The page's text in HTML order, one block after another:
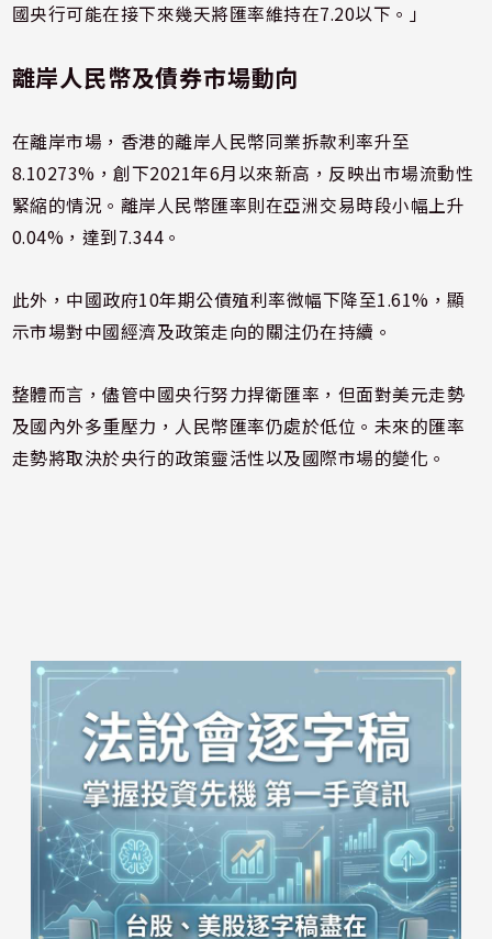
國央行可能在接下來幾天將匯率維持在7.20以下。」
離岸人民幣及債券市場動向
在離岸市場，香港的離岸人民幣同業拆款利率升至
8.10273%，創下2021年6月以來新高，反映出市場流動性
緊縮的情況。離岸人民幣匯率則在亞洲交易時段小幅上升
0.04%，達到7.344。
此外，中國政府10年期公債殖利率微幅下降至1.61%，顯
示市場對中國經濟及政策走向的關注仍在持續。
整體而言，儘管中國央行努力捍衛匯率，但面對美元走勢
及國內外多重壓力，人民幣匯率仍處於低位。未來的匯率
走勢將取決於央行的政策靈活性以及國際市場的變化。